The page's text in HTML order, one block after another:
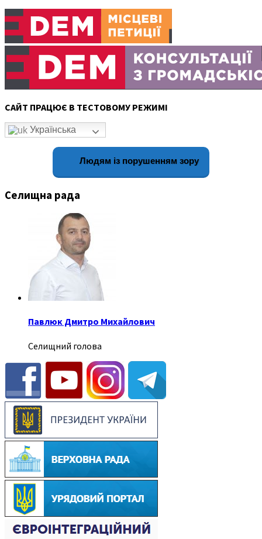
САЙТ ПРАЦЮЄ В ТЕСТОВОМУ РЕЖИМІ
Українська
Людям із порушенням зору
Селищна рада
Павлюк Дмитро Михайлович
Селищний голова